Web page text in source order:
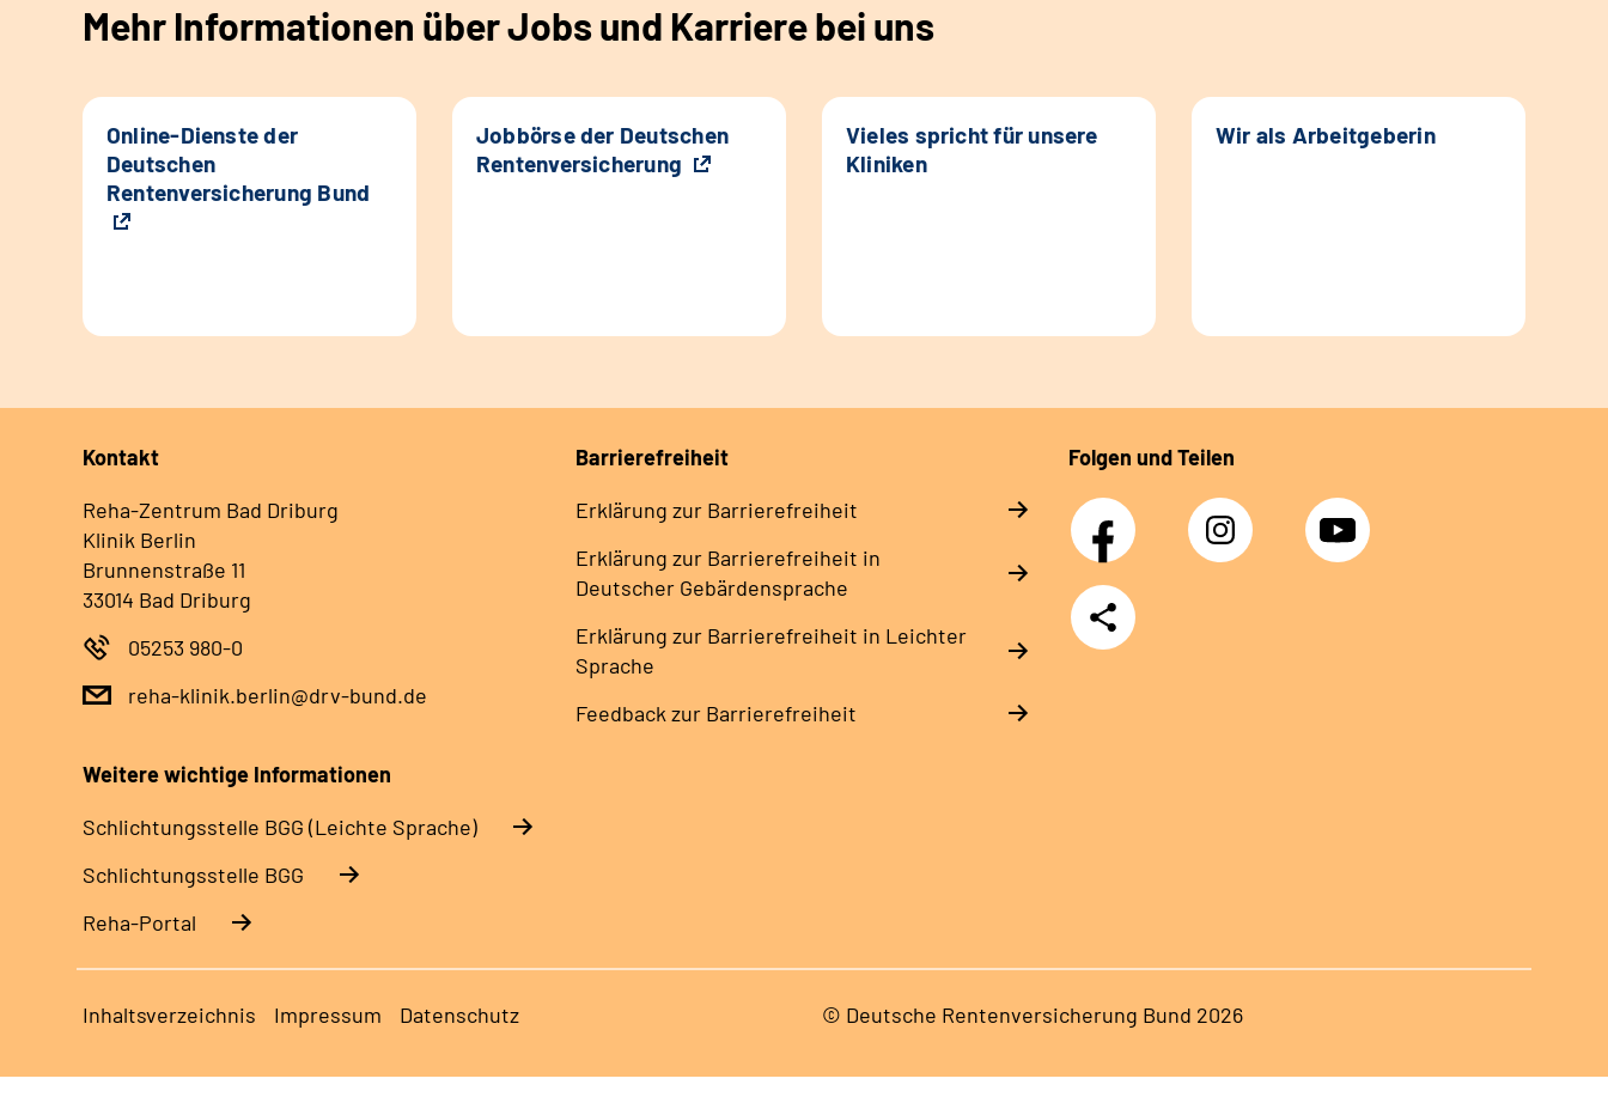
Mehr Informationen über Jobs und Karriere bei uns
Online-Dienste der
Deutschen
Rentenversicherung Bund
Jobbörse der Deutschen
Rentenversicherung
Vieles spricht für unsere
Kliniken
Wir als Arbeitgeberin
Kontakt
Reha-Zentrum Bad Driburg
Klinik Berlin
Brunnenstraße 11
33014 Bad Driburg
05253 980-0
reha-klinik.berlin@drv-bund.de
Barrierefreiheit
Erklärung zur Barrierefreiheit
Erklärung zur Barrierefreiheit in
Deutscher Gebärdensprache
Erklärung zur Barrierefreiheit in Leichter
Sprache
Feedback zur Barrierefreiheit
Folgen und Teilen
Facebook Instagram YouTube
Teilen
Weitere wichtige Informationen
Schlich­tungs­stel­le BGG (Leichte Sprache)
Schlich­tungs­stel­le BGG
Reha-Portal
Inhaltsverzeichnis Impressum Datenschutz © Deutsche Rentenversicherung Bund 2026